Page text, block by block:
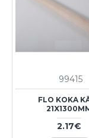
99415
FLO KOKA
2.17€